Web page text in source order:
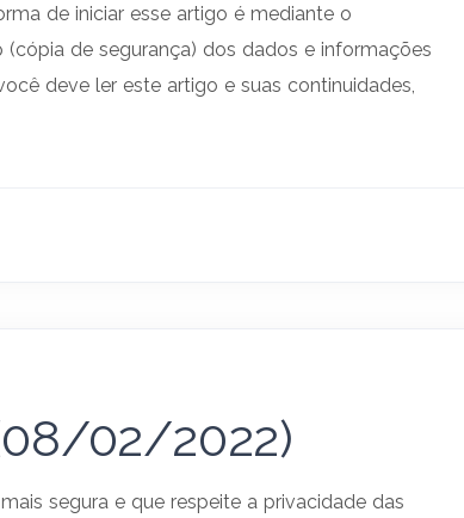
de iniciar esse artigo é mediante o
de segurança) dos dados e informações
deve ler este artigo e suas continuidades,
02/2022)
segura e que respeite a privacidade das